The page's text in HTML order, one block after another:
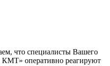
что специалисты Вашего
КМТ» оперативно реагируют